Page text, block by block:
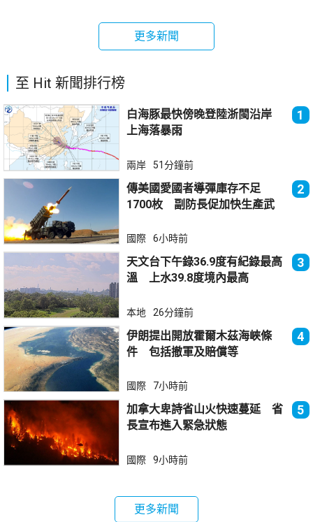
更多新聞
至 Hit 新聞排行榜
白海豚最快傍晚登陸浙閩沿岸
上海落暴雨
1
兩岸 51分鐘前
傳美國愛國者導彈庫存不足
1700枚 副防長促加快生產武
2
國際 6小時前
天文台下午錄36.9度有紀錄最高
溫 上水39.8度境內最高
3
本地 26分鐘前
伊朗提出開放霍爾木茲海峽條
件 包括撤軍及賠償等
4
國際 7小時前
加拿大卑詩省山火快速蔓延 省
長宣布進入緊急狀態
5
國際 9小時前
更多新聞